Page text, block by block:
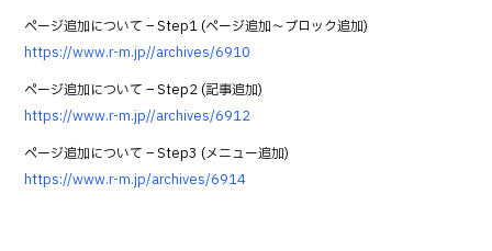
ページ追加について – Step1 (ページ追加～ブロック追加)
https://www.r-m.jp//archives/6910
ページ追加について – Step2 (記事追加)
https://www.r-m.jp//archives/6912
ページ追加について – Step3 (メニュー追加)
https://www.r-m.jp/archives/6914